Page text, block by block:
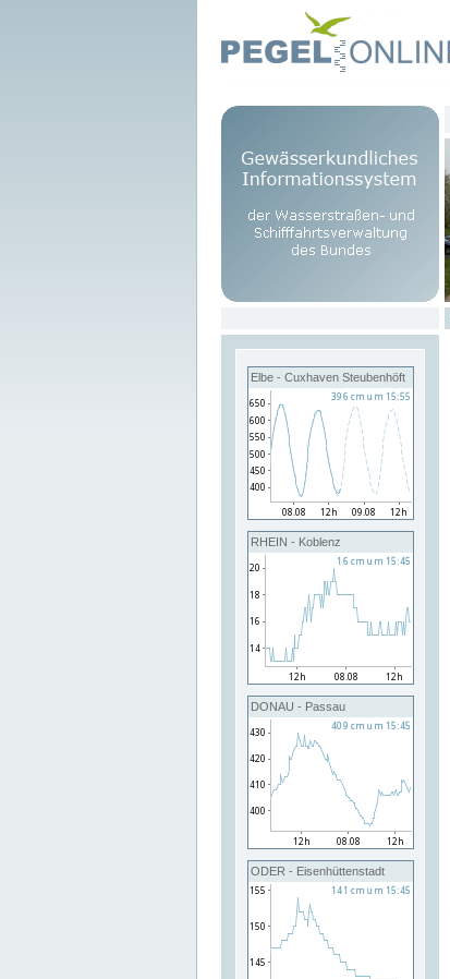
Elbe - Cuxhaven Steubenhöft
RHEIN - Koblenz
DONAU - Passau
ODER - Eisenhüttenstadt